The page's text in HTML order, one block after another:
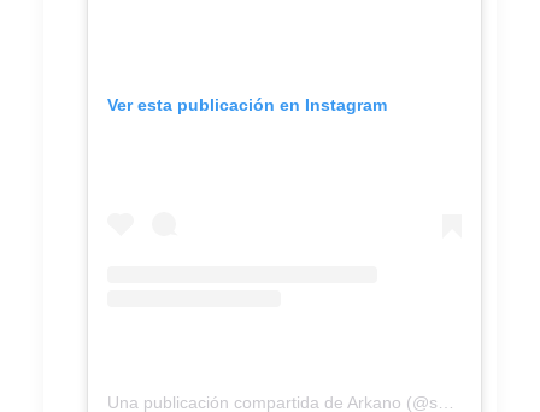
Ver esta publicación en Instagram